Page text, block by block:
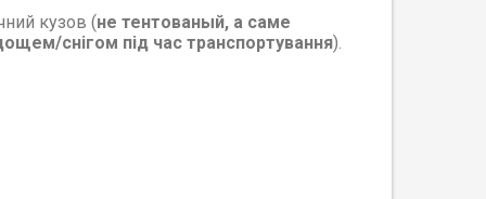
кузов (не тентованый, а саме
снігом під час транспортування).